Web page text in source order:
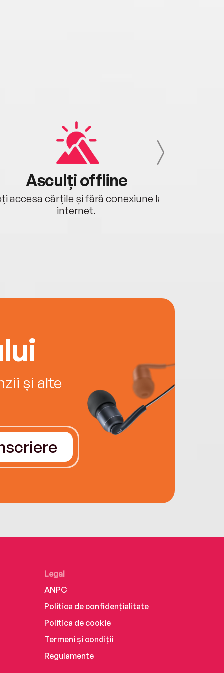
Asculți offline
accesa cărțile și fără conexiune la
internet.
și alte
Legal
ANPC
Politica de confidențialitate
Politica de cookie
Termeni și condiții
Regulamente